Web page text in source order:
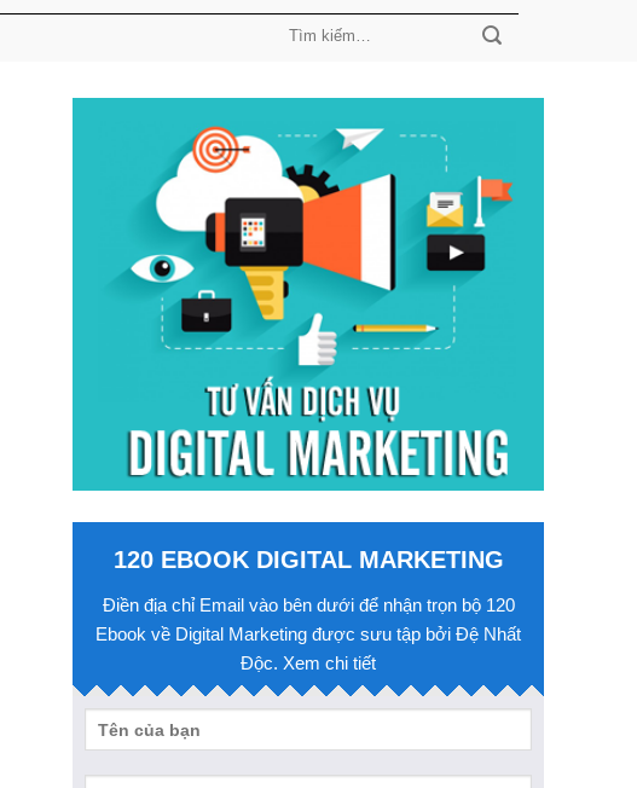
120 EBOOK DIGITAL MARKETING
Điền địa chỉ Email vào bên dưới để nhận trọn bộ 120
Ebook về Digital Marketing được sưu tập bởi Đệ Nhất
Độc. Xem chi tiết